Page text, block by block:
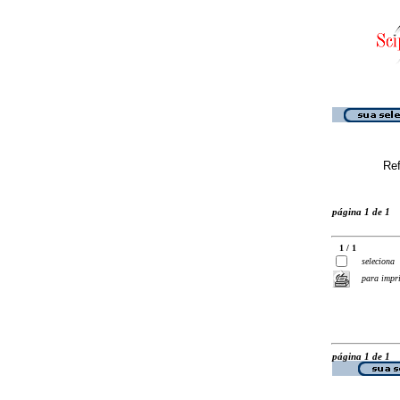
página 1 de 1
1 / 1
seleciona
para
página 1 de 1